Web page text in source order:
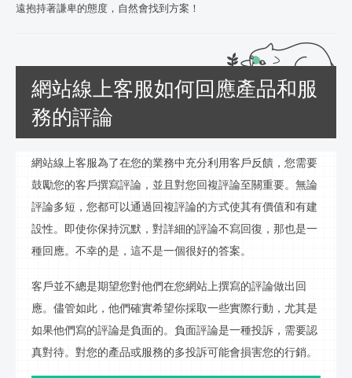
遠抱持著謙卑的態度，自然會找到方案！
網站線上客服如何回應產品和服
務的評論
網站線上客服為了在您的業務中充分利用客戶反饋，您需要
鼓勵您的客戶撰寫評論，並且對您回複評論至關重要。無論
評論多短，您都可以通過回複評論的方式使其有價值和有建
設性。即使你保持沉默，對詳細的評論不寫回復，那也是一
種回應。不幸的是，這不是一個很好的答案。
客戶並不總是期望您對他們在您網站上撰寫的評論做出回
應。儘管如此，他們確實希望你採取一些實際行動，尤其是
如果他們寫的評論是負面的。負面評論是一種投訴，需要認
真對待。對您的產品或服務的多投訴可能會損害您的行銷。